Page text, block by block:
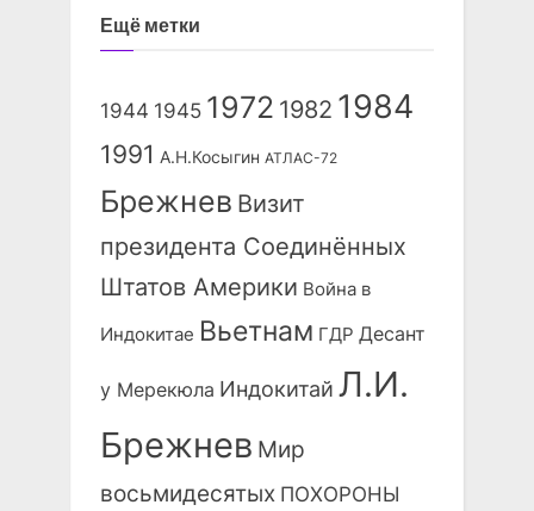
Ещё метки
1944 1945 1972 1982 1984
1991 А.Н.Косыгин АТЛАС-72
Брежнев Визит
президента Соединённых
Штатов Америки Война в
Индокитае Вьетнам ГДР Десант
у Мерекюла Индокитай Л.И.
Брежнев Мир
восьмидесятых ПОХОРОНЫ